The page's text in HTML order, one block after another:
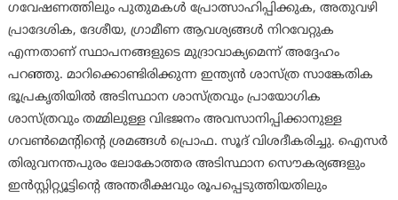
ഗവേഷണത്തിലും പുതുമകൾ പ്രോത്സാഹിപ്പിക്കുക, അതുവഴി
പ്രാദേശിക, ദേശീയ, ഗ്രാമീണ ആവശ്യങ്ങൾ നിറവേറ്റുക
എന്നതാണ് സ്ഥാപനങ്ങളുടെ മുദ്രാവാക്യമെന്ന് അദ്ദേഹം
പറഞ്ഞു. മാറിക്കൊണ്ടിരിക്കുന്ന ഇന്ത്യൻ ശാസ്ത്ര സാങ്കേതിക
ഭൂപ്രകൃതിയിൽ അടിസ്ഥാന ശാസ്ത്രവും പ്രായോഗിക
ശാസ്ത്രവും തമ്മിലുള്ള വിഭജനം അവസാനിപ്പിക്കാനുള്ള
ഗവൺമെന്റിന്റെ ശ്രമങ്ങൾ പ്രൊഫ. സൂദ് വിശദീകരിച്ചു. ഐസർ
തിരുവനന്തപുരം ലോകോത്തര അടിസ്ഥാന സൌകര്യങ്ങളും
ഇൻസ്റ്റിറ്റ്യൂട്ടിന്റെ അന്തരീക്ഷവും രൂപപ്പെടുത്തിയതിലും